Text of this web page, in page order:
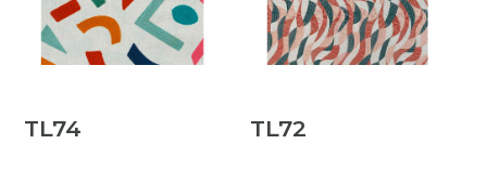
TL74 TL72